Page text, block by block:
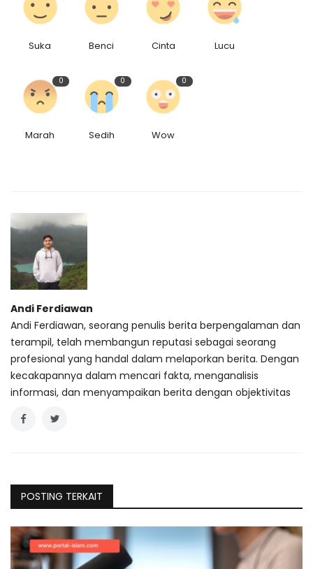
Suka Benci Cinta Lucu
0
Marah
0
Sedih
0
Wow
Andi Ferdiawan
Andi Ferdiawan, seorang penulis berita berpengalaman dan
terampil, telah membangun reputasi sebagai seorang
profesional yang handal dalam melaporkan berita. Dengan
kecakapannya dalam mencari fakta, menganalisis
informasi, dan menyampaikan berita dengan objektivitas
POSTING TERKAIT